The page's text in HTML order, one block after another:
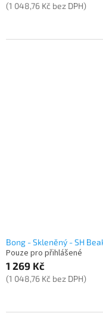
(1 048,76 Kč bez DPH)
Bong - Skleněný - SH
Pouze pro přihlášené
1 269 Kč
(1 048,76 Kč bez DPH)